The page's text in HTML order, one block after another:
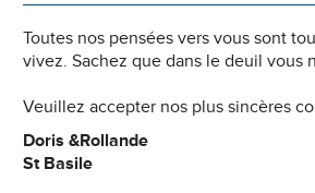
Toutes nos pensées vers vous sont
vivez. Sachez que dans le deuil vous
Veuillez accepter nos plus sincères
Doris &Rollande
St Basile